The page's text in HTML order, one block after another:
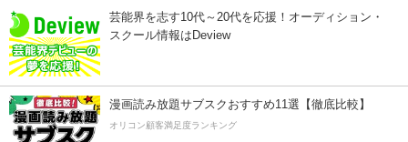
芸能界を志す10代～20代を応援！オーディション・
スクール情報はDeview
漫画読み放題サブスクおすすめ11選【徹底比較】
オリコン顧客満足度ランキング